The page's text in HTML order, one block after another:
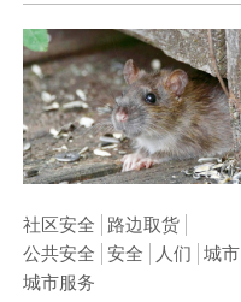
社区安全
路边取货
公共安全 安全 人们 城市
城市服务